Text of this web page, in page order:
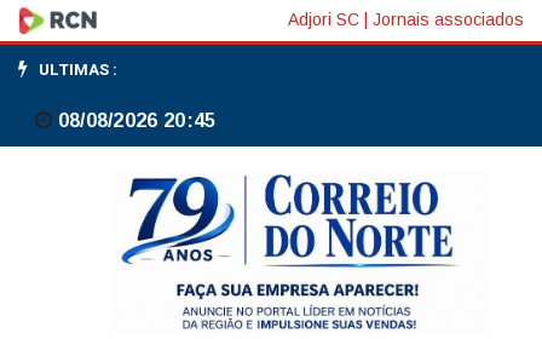
Rio
intensifica
ações
enfrentar
impactos
Adjori SC Jornais associados
ULTIMAS :
08/08/2026 20:45